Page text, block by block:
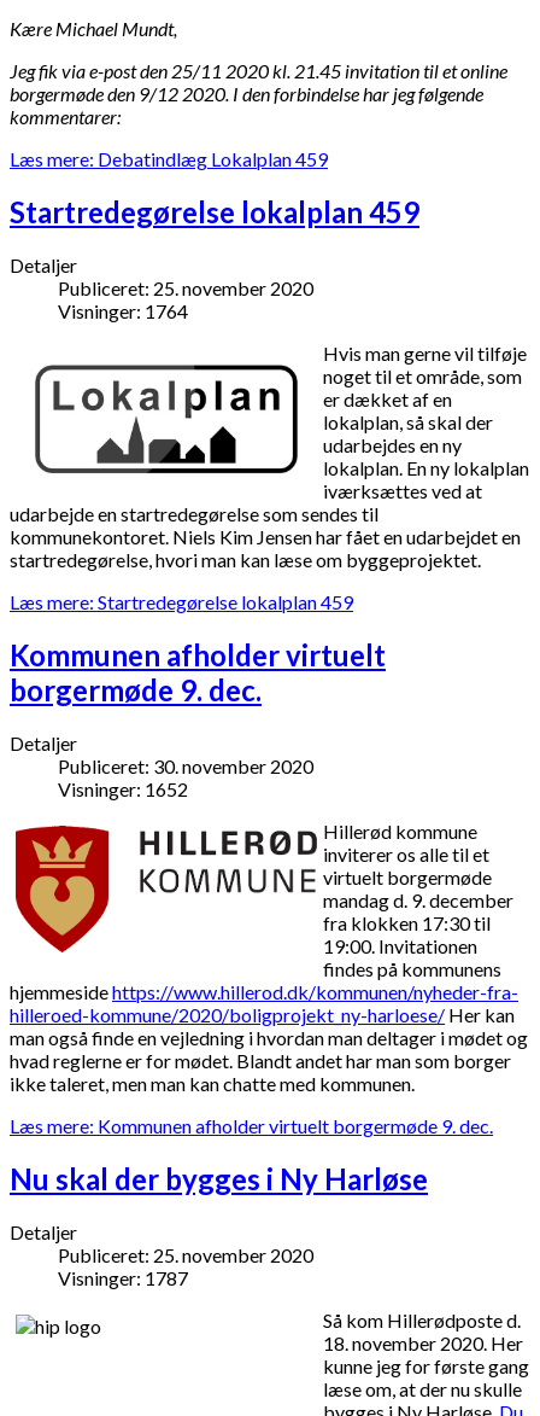
Kære Michael Mundt,
Jeg fik via e-post den 25/11 2020 kl. 21.45 invitation til et online
borgermøde den 9/12 2020. I den forbindelse har jeg følgende
kommentarer:
Læs mere: Debatindlæg Lokalplan 459
Startredegørelse lokalplan 459
Detaljer
Publiceret: 25. november 2020
Visninger: 1764
Hvis man gerne vil tilføje
noget til et område, som
er dækket af en
lokalplan, så skal der
udarbejdes en ny
lokalplan. En ny lokalplan
iværksættes ved at
udarbejde en startredegørelse som sendes til
kommunekontoret. Niels Kim Jensen har fået en udarbejdet en
startredegørelse, hvori man kan læse om byggeprojektet.
Læs mere: Startredegørelse lokalplan 459
Kommunen afholder virtuelt
borgermøde 9. dec.
Detaljer
Publiceret: 30. november 2020
Visninger: 1652
Hillerød kommune
inviterer os alle til et
virtuelt borgermøde
mandag d. 9. december
fra klokken 17:30 til
19:00. Invitationen
findes på kommunens
hjemmesidehttps://www.hillerod.dk/kommunen/nyheder-fra-
hilleroed-kommune/2020/boligprojekt_ny-harloese/ Her kan
man også finde en vejledning i hvordan man deltager i mødet og
hvad reglerne er for mødet. Blandt andet har man som borger
ikke taleret, men man kan chatte med kommunen.
Læs mere: Kommunen afholder virtuelt borgermøde 9. dec.
Nu skal der bygges i Ny Harløse
Detaljer
Publiceret: 25. november 2020
Visninger: 1787
Så kom Hillerødposte d.
18. november 2020. Her
kunne jeg for første gang
læse om, at der nu skulle